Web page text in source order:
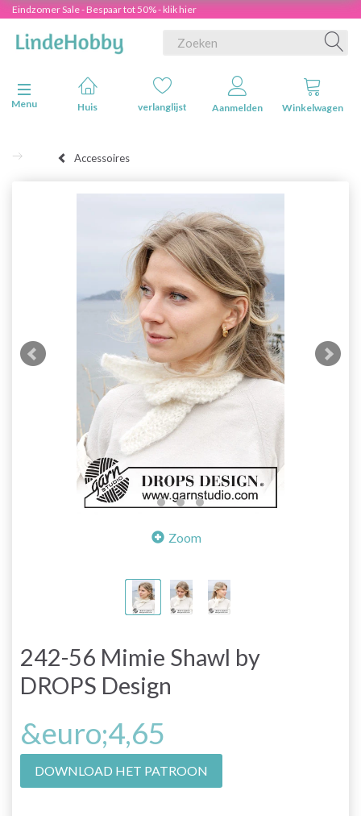
Eindzomer Sale - Bespaar tot 50% - klik hier
Navigatie in-/uitschakelen
Menu
Huis verlanglijst Aanmelden Winkelwagen
Accessoires
Zoom
242-56 Mimie Shawl by
DROPS Design
&euro;4,65
DOWNLOAD HET PATROON